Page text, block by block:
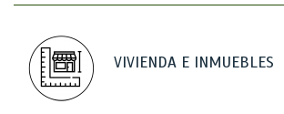
VIVIENDA E INMUEBLES